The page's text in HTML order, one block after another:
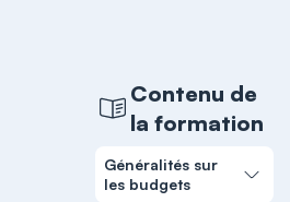
Contenu de
la formation
Généralités sur
les budgets